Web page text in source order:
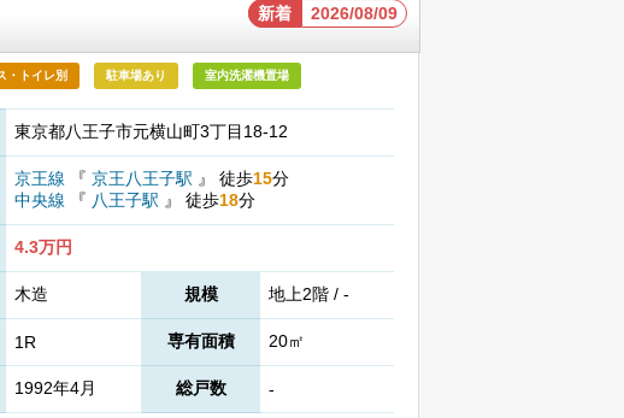
新着 2026/08/09
・トイレ別 駐車場あり 室内洗濯機置場
東京都八王子市元横山町3丁目18-12
京王線 『 京王八王子駅 』 徒歩15分
中央線
『 八王子駅 』 徒歩18分
4.3万円
木造 規模 地上2階 / -
1R 専有面積 20㎡
1992年4月 総戸数 -